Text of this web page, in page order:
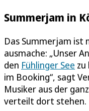
Summerjam in
Das Summerjam ist
ausmache: „Unser
den Fühlinger See
im Booking“, sagt
Musiker aus der
verteilt dort stehen.